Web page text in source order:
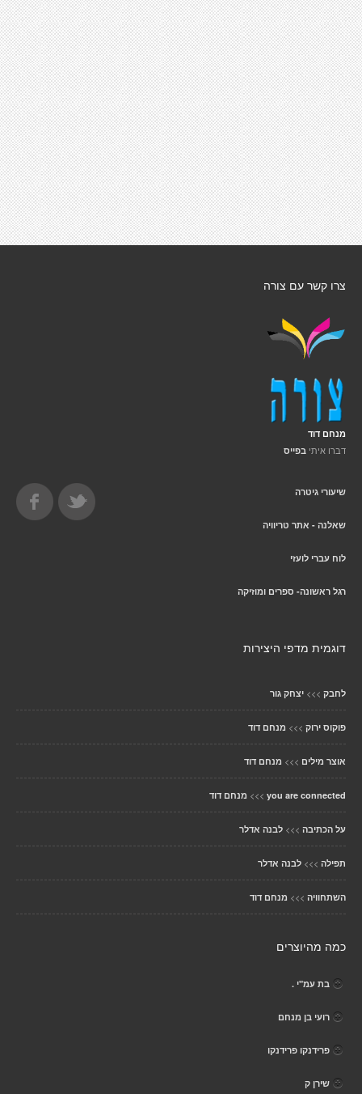
צרו קשר עם צורה
מנחם דוד
דברו איתי בפייס
שיעורי גיטרה
שאלנה - אתר טריוויה
לוח עברי לועזי
רגל ראשונה- ספרים ומוזיקה
דוגמית מדפי היצירות
לחבק >>> יצחק גור
פוקוס ירוק >>> מנחם דוד
אוצר מילים >>> מנחם דוד
you are connected
>>> מנחם דוד
על הכתיבה >>> לבנה אדלר
תפילה >>> לבנה אדלר
השתחוויה >>> מנחם דוד
כמה מהיוצרים
בת עמ"י .
רועי בן מנחם
פרידנקו פרידנקו
שירן ק